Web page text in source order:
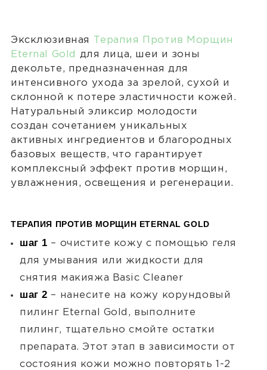
Эксклюзивная
Терапия Против Морщин
Eternal Gold
для лица, шеи и зоны
декольте, предназначенная для
интенсивного ухода за зрелой, сухой и
склонной к потере эластичности кожей.
Натуральный эликсир молодости
создан сочетанием уникальных
активных ингредиентов и благородных
базовых веществ, что гарантирует
комплексный эффект против морщин,
увлажнения, освещения и регенерации.
ТЕРАПИЯ ПРОТИВ МОРЩИН ETERNAL GOLD
шаг 1 – очистите кожу с помощью геля
для умывания или жидкости для
снятия макияжа Basic Cleaner
шаг 2 – нанесите на кожу корундовый
пилинг Eternal Gold, выполните
пилинг, тщательно смойте остатки
препарата. Этот этап в зависимости от
состояния кожи можно повторять 1-2